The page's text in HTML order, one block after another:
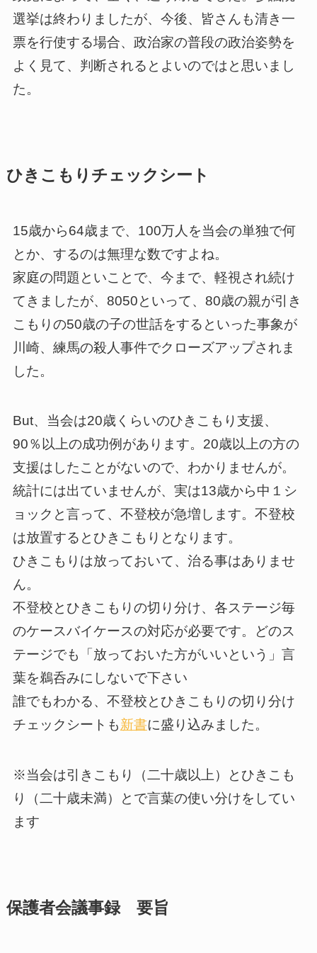
選挙は終わりましたが、今後、皆さんも清き一
票を行使する場合、政治家の普段の政治姿勢を
よく見て、判断されるとよいのではと思いまし
た。
ひきこもりチェックシート
15歳から64歳まで、100万人を当会の単独で何
とか、するのは無理な数ですよね。
家庭の問題といことで、今まで、軽視され続け
てきましたが、8050といって、80歳の親が引き
こもりの50歳の子の世話をするといった事象が
川崎、練馬の殺人事件でクローズアップされま
した。
But、当会は20歳くらいのひきこもり支援、
90％以上の成功例があります。20歳以上の方の
支援はしたことがないので、わかりませんが。
統計には出ていませんが、実は13歳から中１シ
ョックと言って、不登校が急増します。不登校
は放置するとひきこもりとなります。
ひきこもりは放っておいて、治る事はありませ
ん。
不登校とひきこもりの切り分け、各ステージ毎
のケースバイケースの対応が必要です。どのス
テージでも「放っておいた方がいいという」言
葉を鵜呑みにしないで下さい
誰でもわかる、不登校とひきこもりの切り分け
チェックシートも新書に盛り込みました。
※当会は引きこもり（二十歳以上）とひきこも
り（二十歳未満）とで言葉の使い分けをしてい
ます
保護者会議事録 要旨